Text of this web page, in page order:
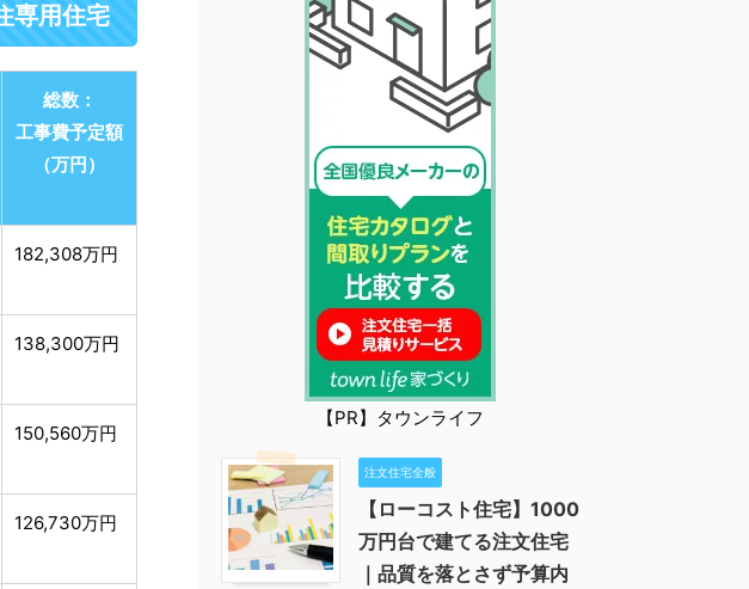
専用住宅
総数：
工事費予定額
（万円）
182,308万円
138,300万円
150,560万円
126,730万円
【PR】タウンライフ
注文住宅全般
【ローコスト住宅】1000
万円台で建てる注文住宅
｜品質を落とさず予算内